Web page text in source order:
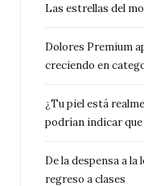
Las estrellas del
Dolores Premium
creciendo en
¿Tu piel está
podrían indicar
De la despensa a
regreso a clases